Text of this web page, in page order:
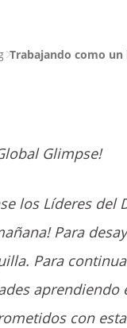
Trabajando como un
Glimpse!
los Líderes
Para
Para
con